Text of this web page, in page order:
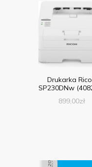
Drukarka
SP230DNw
899,00zł